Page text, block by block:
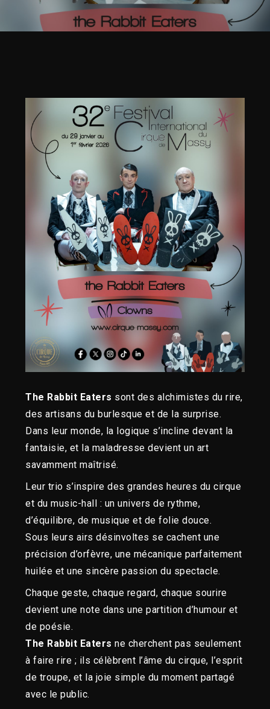
The Rabbit Eaters sont des alchimistes du rire,
des artisans du burlesque et de la surprise.
Dans leur monde, la logique s’incline devant la
fantaisie, et la maladresse devient un art
savamment maîtrisé.
Leur trio s’inspire des grandes heures du cirque
et du music-hall : un univers de rythme,
d’équilibre, de musique et de folie douce.
Sous leurs airs désinvoltes se cachent une
précision d’orfèvre, une mécanique parfaitement
huilée et une sincère passion du spectacle.
Chaque geste, chaque regard, chaque sourire
devient une note dans une partition d’humour et
de poésie.
The Rabbit Eaters ne cherchent pas seulement
à faire rire ; ils célèbrent l’âme du cirque, l’esprit
de troupe, et la joie simple du moment partagé
avec le public.